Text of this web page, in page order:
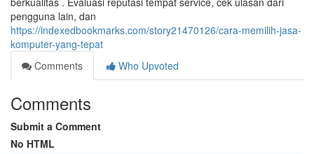
pengguna lain, dan
https://indexedbookmarks.com/story21470126/cara-memilih-jasa-
komputer-yang-tepat
Comments
Who Upvoted
Comments
Submit a Comment
No HTML